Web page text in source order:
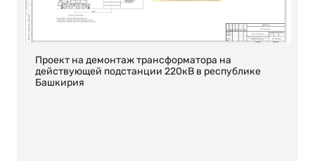
Проект на демонтаж трансформатора на
действующей подстанции 220кВ в республике
Башкирия